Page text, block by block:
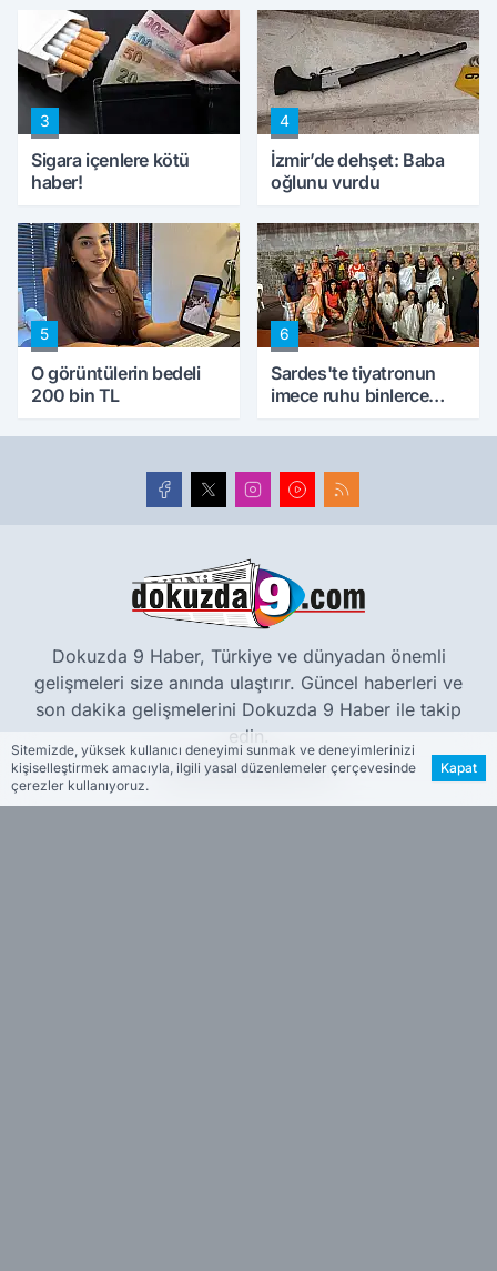
konuştu
peynircilerimizi de
kıskaca aldı, müdahale
ettik'
3
Sigara içenlere kötü
haber!
4
İzmir’de dehşet: Baba
oğlunu vurdu
5
O görüntülerin bedeli
200 bin TL
6
Sardes'te tiyatronun
imece ruhu binlerce
Dokuzda 9 Haber, Türkiye ve dünyadan önemli
gelişmeleri size anında ulaştırır. Güncel haberleri ve
son dakika gelişmelerini Dokuzda 9 Haber ile takip
edin.
www.dokuzda9.com
Sitemizde, yüksek kullanıcı deneyimi sunmak ve deneyimlerinizi
kişiselleştirmek amacıyla, ilgili yasal düzenlemeler çerçevesinde
çerezler kullanıyoruz.
Kapat